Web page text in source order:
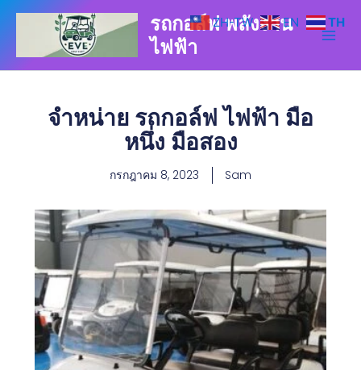
รถกอล์ฟ พลังงาน
ไฟฟ้า
จำหน่าย รถกอล์ฟ ไฟฟ้า มือ
หนึ่ง มือสอง
กรกฎาคม 8, 2023 Sam
ZH-TW EN TH